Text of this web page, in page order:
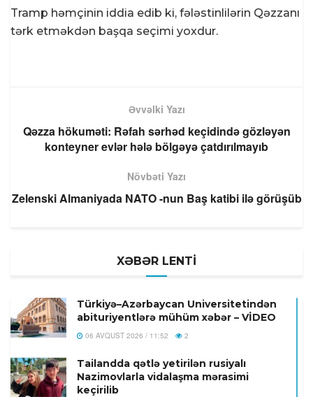
Tramp həmçinin iddia edib ki, fələstinlilərin Qəzzanı
tərk etməkdən başqa seçimi yoxdur.
Əvvəlki Yazı
Qəzza hökuməti: Rəfah sərhəd keçidində gözləyən
konteyner evlər hələ bölgəyə çatdırılmayıb
Növbəti Yazı
Zelenski Almaniyada NATO -nun Baş katibi ilə görüşüb
XƏBƏR LENTİ
Türkiyə–Azərbaycan Universitetindən
abituriyentlərə mühüm xəbər – VİDEO
06 AVQUST 2026 / 11:52 2
Tailandda qətlə yetirilən rusiyalı
Nazimovlarla vidalaşma mərasimi
keçirilib